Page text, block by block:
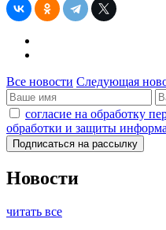
Все новости Следующая
согласие на обработку
обработки и защиты
Новости
читать все